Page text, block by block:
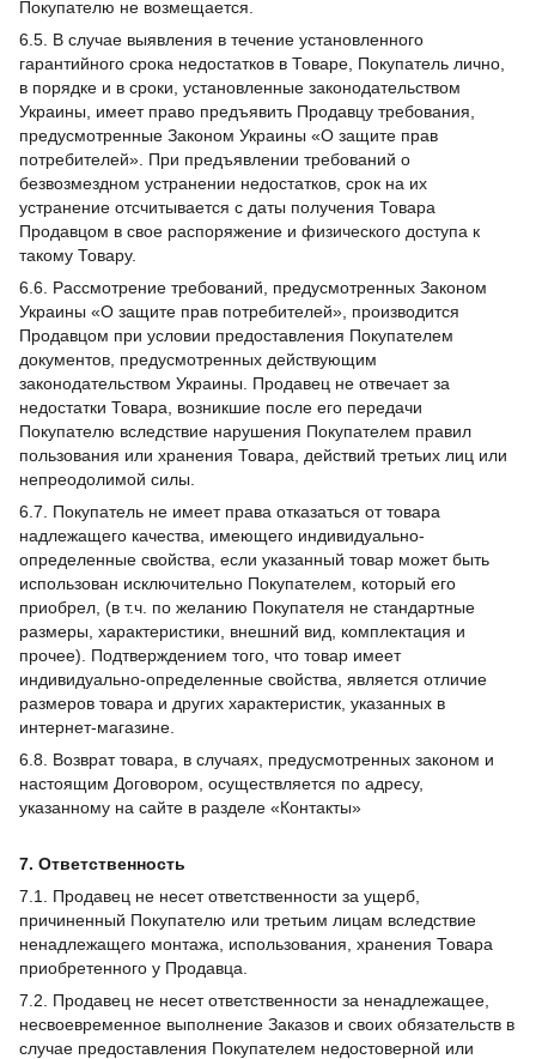
Покупателю не возмещается.
6.5. В случае выявления в течение установленного
гарантийного срока недостатков в Товаре, Покупатель лично,
в порядке и в сроки, установленные законодательством
Украины, имеет право предъявить Продавцу требования,
предусмотренные Законом Украины «О защите прав
потребителей». При предъявлении требований о
безвозмездном устранении недостатков, срок на их
устранение отсчитывается с даты получения Товара
Продавцом в свое распоряжение и физического доступа к
такому Товару.
6.6. Рассмотрение требований, предусмотренных Законом
Украины «О защите прав потребителей», производится
Продавцом при условии предоставления Покупателем
документов, предусмотренных действующим
законодательством Украины. Продавец не отвечает за
недостатки Товара, возникшие после его передачи
Покупателю вследствие нарушения Покупателем правил
пользования или хранения Товара, действий третьих лиц или
непреодолимой силы.
6.7. Покупатель не имеет права отказаться от товара
надлежащего качества, имеющего индивидуально-
определенные свойства, если указанный товар может быть
использован исключительно Покупателем, который его
приобрел, (в т.ч. по желанию Покупателя не стандартные
размеры, характеристики, внешний вид, комплектация и
прочее). Подтверждением того, что товар имеет
индивидуально-определенные свойства, является отличие
размеров товара и других характеристик, указанных в
интернет-магазине.
6.8. Возврат товара, в случаях, предусмотренных законом и
настоящим Договором, осуществляется по адресу,
указанному на сайте в разделе «Контакты»
7. Ответственность
7.1. Продавец не несет ответственности за ущерб,
причиненный Покупателю или третьим лицам вследствие
ненадлежащего монтажа, использования, хранения Товара
приобретенного у Продавца.
7.2. Продавец не несет ответственности за ненадлежащее,
несвоевременное выполнение Заказов и своих обязательств в
случае предоставления Покупателем недостоверной или